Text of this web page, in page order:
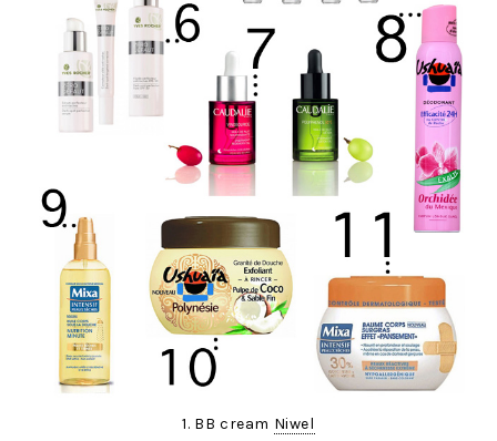
1. BB cream Niwel